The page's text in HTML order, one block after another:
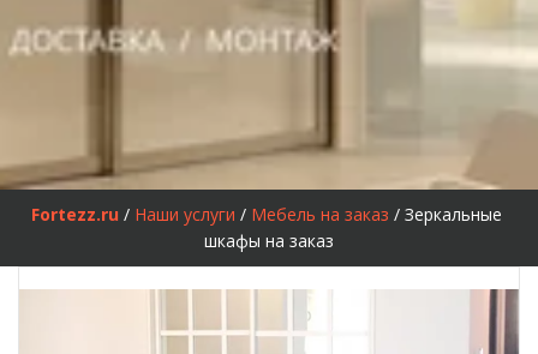
Fortezz.ru / Наши услуги / Мебель на заказ / Зеркальные
шкафы на заказ